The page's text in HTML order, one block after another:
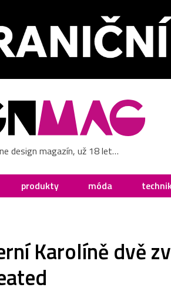
design magazín, už 18 let…
produkty móda
Karolíně dvě